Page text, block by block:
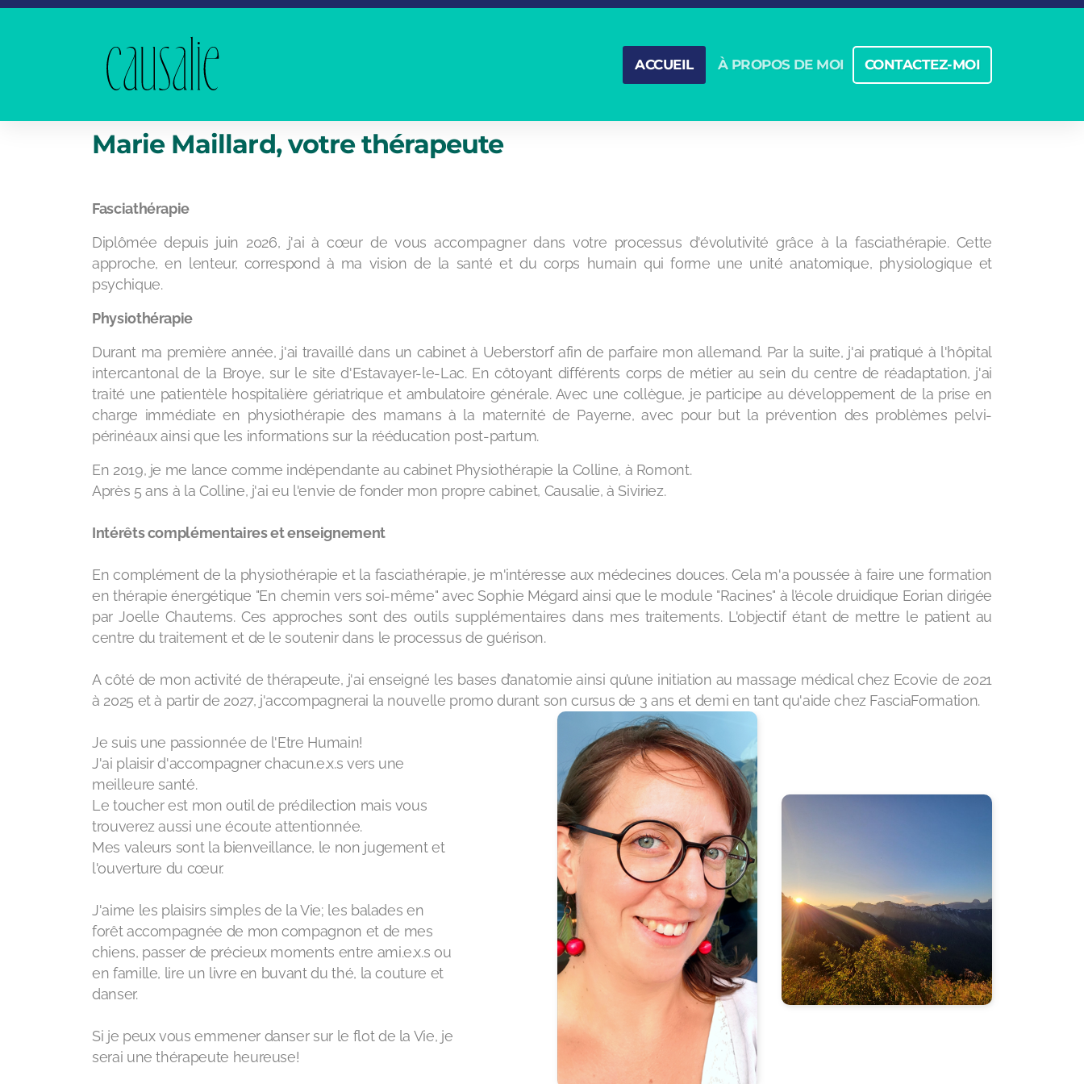
ACCUEIL À PROPOS DE MOI CONTACTEZ-MOI
Marie Maillard, votre thérapeute
Fasciathérapie
Diplômée depuis juin 2026, j'ai à cœur de vous accompagner dans votre processus d'évolutivité grâce à la fasciathérapie. Cette
approche, en lenteur, correspond à ma vision de la santé et du corps humain qui forme une unité anatomique, physiologique et
psychique. ​
Physiothérapie
Durant ma première année, j'ai travaillé dans un cabinet à Ueberstorf afin de parfaire mon allemand. Par la suite, j'ai pratiqué à l'hôpital
intercantonal de la Broye, sur le site d'Estavayer-le-Lac. En côtoyant différents corps de métier au sein du centre de réadaptation, j'ai
traité une patientèle hospitalière gériatrique et ambulatoire générale. Avec une collègue, je participe au développement de la prise en
charge immédiate en physiothérapie des mamans à la maternité de Payerne, avec pour but la prévention des problèmes pelvi-
périnéaux ainsi que les informations sur la rééducation post-partum.
En 2019, je me lance comme indépendante au cabinet Physiothérapie la Colline, à Romont.
Après 5 ans à la Colline, j'ai eu l'envie de fonder mon propre cabinet, Causalie, à Siviriez.​​​
Intérêts complémentaires et enseignement
En complément de la physiothérapie et la fasciathérapie, je m'intéresse aux médecines douces. Cela m'a poussée à faire une formation
en thérapie énergétique "En chemin vers soi-même" avec Sophie Mégard ainsi que le module "Racines" à l’école druidique Eorian dirigée
par Joelle Chautems. Ces approches sont des outils supplémentaires dans mes traitements. L'objectif étant de mettre le patient au
centre du traitement et de le soutenir dans le processus de guérison.
​A côté de mon activité de thérapeute, j'ai enseigné les bases d’anatomie ainsi qu’une initiation au massage médical chez Ecovie de 2021
à 2025 et à partir de 2027, j'accompagnerai la nouvelle promo durant son cursus de 3 ans et demi en tant qu'aide chez FasciaFormation.
Je suis une passionnée de l'Etre Humain!
J'ai plaisir d'accompagner chacun.e.x.s vers une
meilleure santé.
Le toucher est mon outil de prédilection mais vous
trouverez aussi une écoute attentionnée.
Mes valeurs sont la bienveillance, le non jugement et
l'ouverture du cœur.
J'aime les plaisirs simples de la Vie; les balades en
forêt accompagnée de mon compagnon et de mes
chiens, passer de précieux moments entre ami.e.x.s ou
en famille, lire un livre en buvant du thé, la couture et
danser.
Si je peux vous emmener danser sur le flot de la Vie, je
serai une thérapeute heureuse!